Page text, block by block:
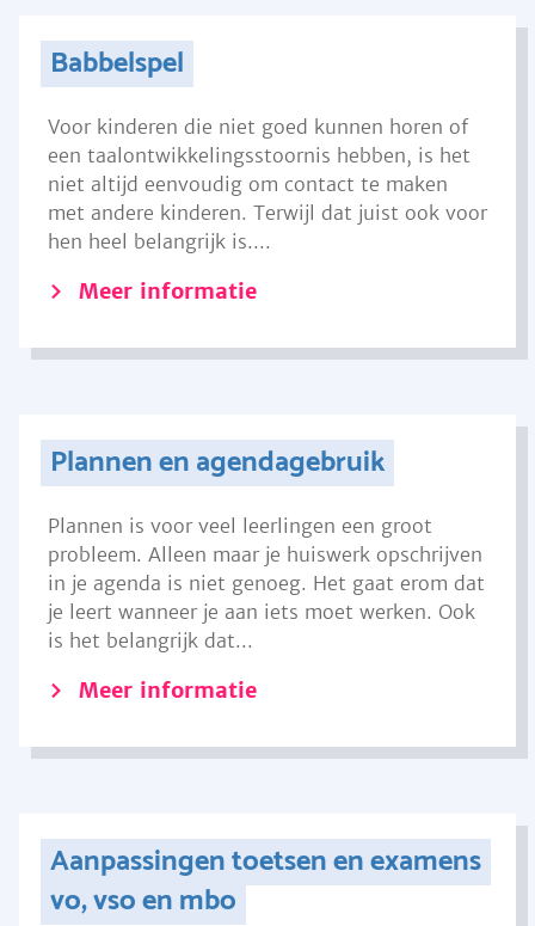
Babbelspel
Voor kinderen die niet goed kunnen horen of
een taalontwikkelingsstoornis hebben, is het
niet altijd eenvoudig om contact te maken
met andere kinderen. Terwijl dat juist ook voor
hen heel belangrijk is....
Meer informatie
Plannen en agendagebruik
Plannen is voor veel leerlingen een groot
probleem. Alleen maar je huiswerk opschrijven
in je agenda is niet genoeg. Het gaat erom dat
je leert wanneer je aan iets moet werken. Ook
is het belangrijk dat...
Meer informatie
Aanpassingen toetsen en examens
vo, vso en mbo